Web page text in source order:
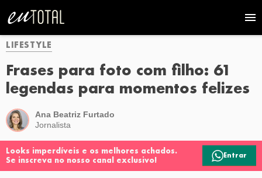
LIFESTYLE
Frases para foto com filho: 61
legendas para momentos felizes
Ana Beatriz Furtado
Jornalista
Looks imperdíveis e os melhores achados.
Se inscreva no nosso canal exclusivo!
Entrar